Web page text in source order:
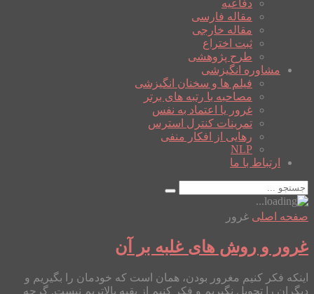
دفاعیه
مقاله فارسی
مقاله خارجی
ثبت اختراع
طرح پژوهشی
مشاوره انگیزشی
فیلم ها و سخنان انگیزشی
مصاحبه با رتبه های برتر
غرور یا اعتماد به نفس
تمرینات کنترل استرس
رهایی از افکار منفی
NLP
ارتباط با ما
صفحه اصلی غرور
غرور و روش های غلبه بر آن
اینکه فکر کنیم مغرور بودن، همان است که خودمان را بگیریم و
دیگران را تحویل نگیریم و فکر کنیم از بقیه بالاتریم نیست. گرچه